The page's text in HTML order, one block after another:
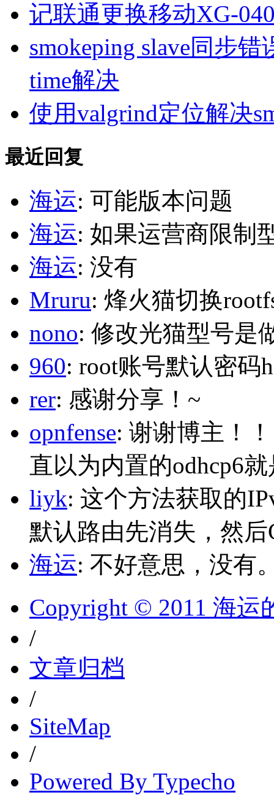
记联通更换移动XG-
smokeping slave同步错
time解决
使用valgrind定位解决
最近回复
海运: 可能版本问题
海运: 如果运营商限制
海运: 没有
Mruru: 烽火猫切换
nono: 修改光猫型号是
960: root账号默认密码
rer: 感谢分享！~
opnfense: 谢谢博主！
直以为内置的odhcp6
liyk: 这个方法获取的
默认路由先消失，然
海运: 不好意思，没有
Copyright © 2011 海运
/
文章归档
/
SiteMap
/
Powered By Typecho